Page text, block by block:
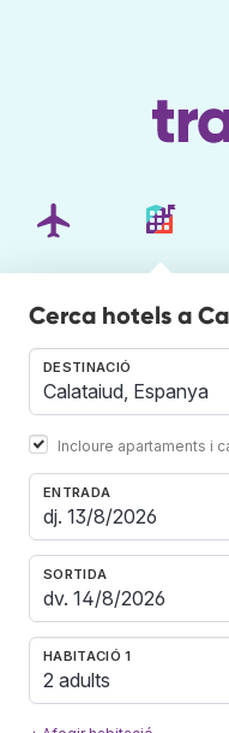
Cerca hotels a
DESTINACIÓ
Incloure apartaments i
ENTRADA
SORTIDA
HABITACIÓ 1
2 adults